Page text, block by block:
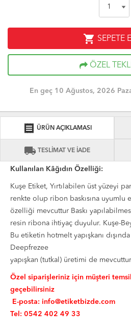
shopping_cart SEPETE
ÖZEL
En geç 10 Ağustos, 2026
receipt ÜRÜN AÇIKLAMASI
local_shipping TESLİMAT VE İADE
Kullanılan Kâğıdın Özelliği:
Kuşe Etiket, Yırtılabilen üst yüzeyi
renkte olup ribon baskısına uyumlu
özelliği mevcuttur Baskı
resin ribona ihtiyaç duyulur. Kuşe-
Bu etiketin hotmelt yapışkanı
Deepfrezee
yapışkan (tutkal) üretimi de
Özel siparişleriniz için müşteri
geçebilirsiniz
E-posta: info@etiketbizde.com
Tel: 0542 402 49 33